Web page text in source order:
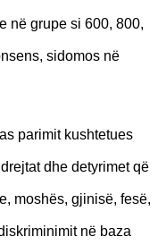
në grupe si 600, 800,
sidomos në
parimit kushtetues
dhe detyrimet që
moshës, gjinisë, fesë,
në baza